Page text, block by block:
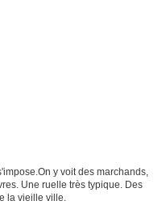
y voit des marchands,
Une ruelle très typique. Des
la vieille ville.